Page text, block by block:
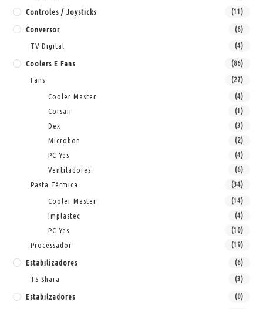
Controles / Joysticks (11)
Conversor (6)
TV Digital (4)
Coolers E Fans (86)
Fans (27)
Cooler Master (4)
Corsair (1)
Dex (3)
Microbon (2)
PC Yes (4)
Ventiladores (6)
Pasta Térmica (34)
Cooler Master (14)
Implastec (4)
PC Yes (10)
Processador (19)
Estabilizadores (6)
TS Shara (3)
Estabilzadores (0)